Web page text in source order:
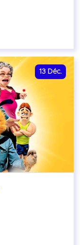
13 Déc.